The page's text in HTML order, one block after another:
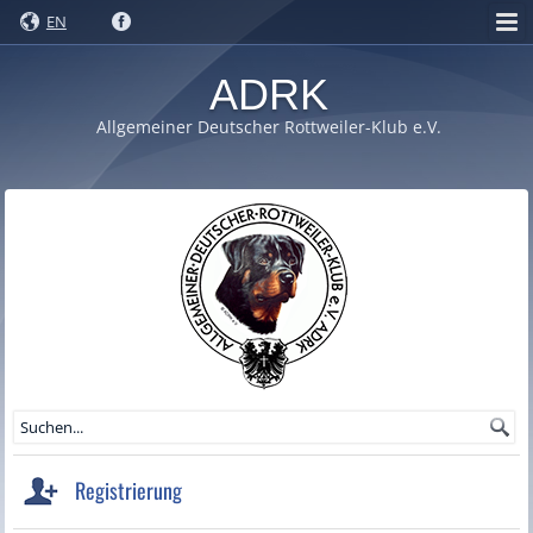
EN
ADRK
Allgemeiner Deutscher Rottweiler-Klub e.V.
Registrierung